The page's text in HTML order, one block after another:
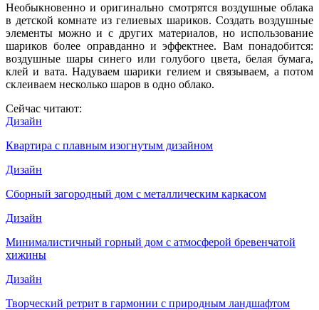
Необыкновенно и оригинально смотрятся воздушные облака
в детской комнате из гелиевых шариков. Создать воздушные
элементы можно и с других материалов, но использование
шариков более оправданно и эффектнее. Вам понадобится:
воздушные шары синего или голубого цвета, белая бумага,
клей и вата. Надуваем шарики гелием и связываем, а потом
склеиваем несколько шаров в одно облако.
Сейчас читают:
Дизайн
Квартира с плавным изогнутым дизайном
Дизайн
Сборный загородный дом с металлическим каркасом
Дизайн
Минималистичный горный дом с атмосферой бревенчатой
хижины
Дизайн
Творческий ретрит в гармонии с природным ландшафтом